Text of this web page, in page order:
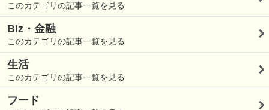
このカテゴリの記事一覧を見る
Biz・金融
このカテゴリの記事一覧を見る
生活
このカテゴリの記事一覧を見る
フード